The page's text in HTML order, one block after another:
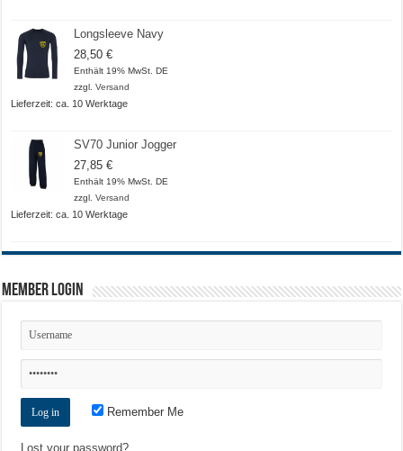
Longsleeve Navy
28,50€
Enthält 19% MwSt. DE
zzgl.Versand
Lieferzeit: ca. 10 Werktage
SV70 Junior Jogger
27,85€
Enthält 19% MwSt. DE
zzgl.Versand
Lieferzeit: ca. 10 Werktage
Member Login
Remember Me
Lost your password?